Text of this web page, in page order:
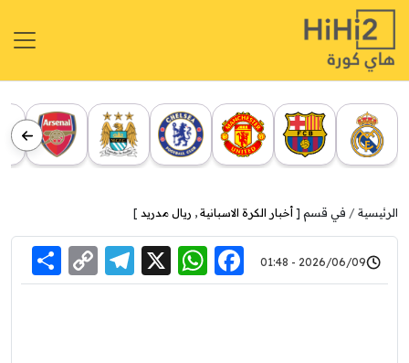
الرئيسية في قسم [ أخبار الكرة الاسبانية , ريال مدريد ]
2026/06/09 - 01:48
Facebook
WhatsApp
X
Link